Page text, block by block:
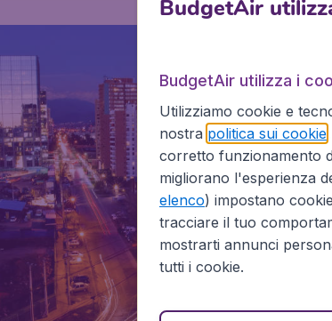
BudgetAir
BudgetAir utilizza i
Utilizziamo cookie e
nostra politica sui cookie
corretto funzionamento
migliorano l'esperienza
elenco) impostano
tracciare il tuo
mostrarti annunci
tutti i cookie.